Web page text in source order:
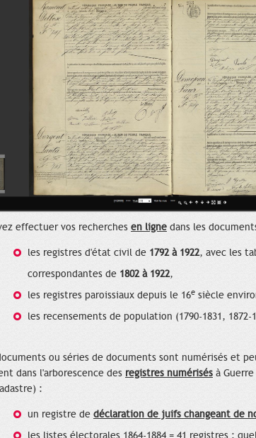
effectuer vos recherches en ligne dans les
les registres d'état civil de 1792 à 1922, avec les
correspondantes de 1802 à 1922,
les registres paroissiaux depuis le 16e siècle
les recensements de population (1790-1831, 1872-
ou séries de documents sont numérisés et
dans l'arborescence des registres numérisés à Guerre
:
un registre de déclaration de juifs changeant de